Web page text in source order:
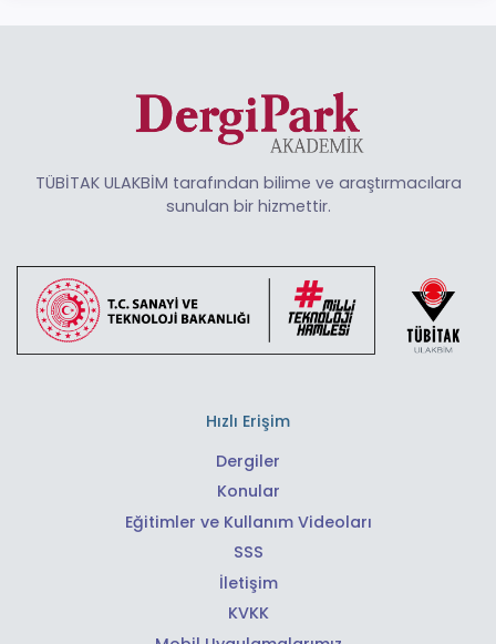
TÜBİTAK ULAKBİM tarafından bilime ve araştırmacılara
sunulan bir hizmettir.
Hızlı Erişim
Dergiler
Konular
Eğitimler ve Kullanım Videoları
SSS
İletişim
KVKK